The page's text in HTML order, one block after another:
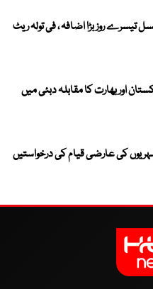
روز بڑا اضافہ ، فی تولہ ریٹ
ایشیا کپ 2026، پاکستان اور بھارت کا مقابلہ دبئی میں
کی عارضی قیام کی درخواستیں